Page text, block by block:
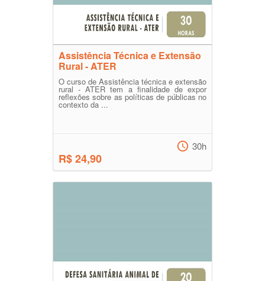
Assistência Técnica e Extensão
Rural - ATER
O curso de Assistência técnica e extensão
rural - ATER tem a finalidade de expor
reflexões sobre as políticas de públicas no
contexto da ...
R$ 24,90
30h